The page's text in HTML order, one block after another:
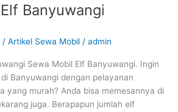
Banyuwangi
/ Artikel Sewa Mobil / admin
Sewa Mobil Elf Banyuwangi. Ingin
Banyuwangi dengan pelayanan
yang murah? Anda bisa memesannya di
juga. Berapapun jumlah elf